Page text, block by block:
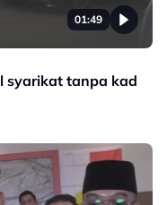
01:49
syarikat tanpa kad